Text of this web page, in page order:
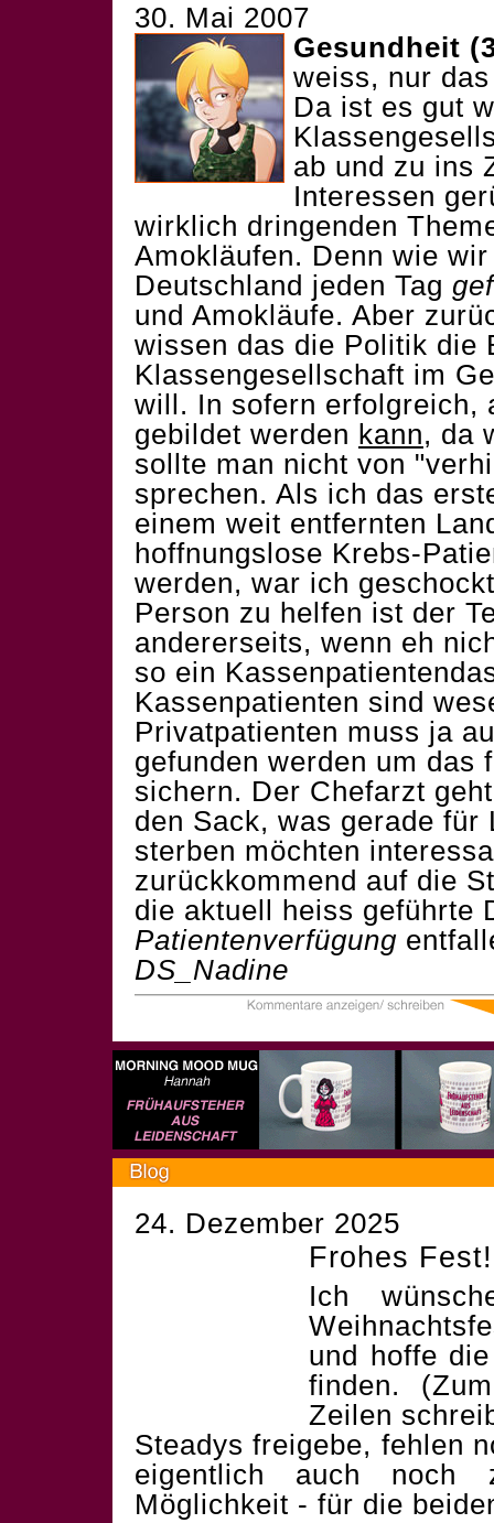
30. Mai 2007
Gesundheit
weiss, nur
Da ist es gut
ab und zu ins
Interessen
wirklich dringenden
Amokläufen. Denn wie
Deutschland jeden Tag
und Amokläufe. Aber
wissen das die Politik die
Klassengesellschaft im
will. In sofern erfolgreich,
gebildet werden kann, da
sollte man nicht von
sprechen. Als ich das
einem weit entfernten
hoffnungslose Krebs-
werden, war ich
Person zu helfen ist der
andererseits, wenn eh
so ein
Kassenpatienten sind
Privatpatienten muss ja
gefunden werden um das
sichern. Der Chefarzt
den Sack, was gerade
sterben möchten
zurückkommend auf die
die aktuell heiss geführte
Patientenverfügung
DS_Nadine
24. Dezember 2025
Frohes Fest!
Ich
und hoffe
finden.
Zeilen
Steadys freigebe, fehlen
eigentlich auch noch
Möglichkeit - für die